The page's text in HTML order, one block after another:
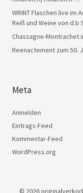
WRINT Flaschen live im
Reiß und Weine von d.b
Chassagne-Montrachet
Reenactement zum 50.
Meta
Anmelden
Eintrags-Feed
Kommentar-Feed
WordPress.org
© 2026